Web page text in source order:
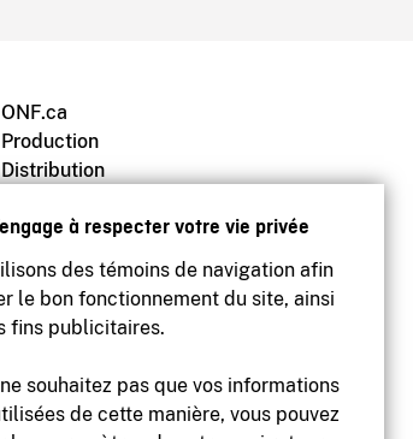
à respecter votre vie privée
des témoins de navigation afin
le bon fonctionnement du site, ainsi
fins publicitaires.
souhaitez pas que vos informations
de cette manière, vous pouvez
ONF.ca
Production
Distribution
Archives